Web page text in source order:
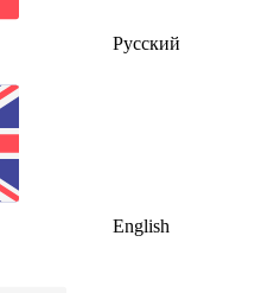
Русский
English